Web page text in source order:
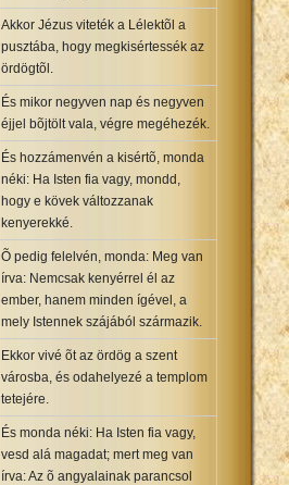
Akkor Jézus viteték a Lélektõl a
pusztába, hogy megkisértessék az
ördögtõl.
És mikor negyven nap és negyven
éjjel bõjtölt vala, végre megéhezék.
És hozzámenvén a kisértõ, monda
néki: Ha Isten fia vagy, mondd,
hogy e kövek változzanak
kenyerekké.
Õ pedig felelvén, monda: Meg van
írva: Nemcsak kenyérrel él az
ember, hanem minden ígével, a
mely Istennek szájából származik.
Ekkor vivé õt az ördög a szent
városba, és odahelyezé a templom
tetejére.
És monda néki: Ha Isten fia vagy,
vesd alá magadat; mert meg van
írva: Az õ angyalainak parancsol